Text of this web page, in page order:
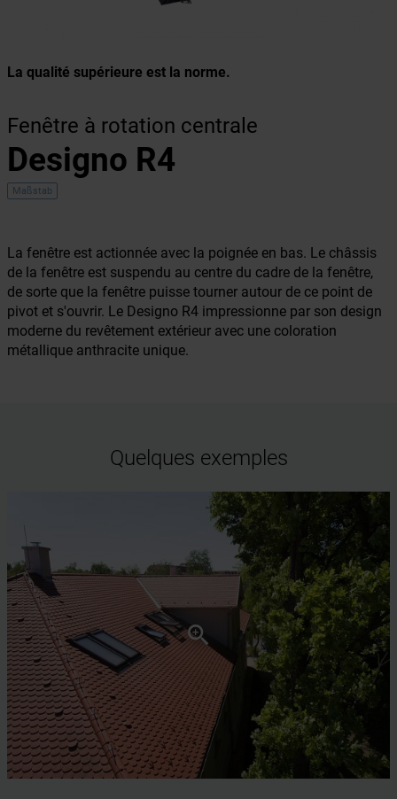
La qualité supérieure est la norme.
Fenêtre à rotation centrale
Designo R4
Maßstab
La fenêtre est actionnée avec la poignée en bas. Le châssis
de la fenêtre est suspendu au centre du cadre de la fenêtre,
de sorte que la fenêtre puisse tourner autour de ce point de
pivot et s'ouvrir. Le Designo R4 impressionne par son design
moderne du revêtement extérieur avec une coloration
métallique anthracite unique.
Quelques exemples